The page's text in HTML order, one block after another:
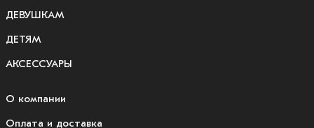
ДЕВУШКАМ
ДЕТЯМ
АКСЕССУАРЫ
О компании
Оплата и доставка